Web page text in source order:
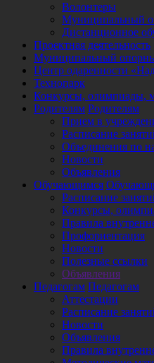
Волонтеры
Муниципальный
Дистанционное
Проектная деятельность
Муниципальный
Центр одаренности
Технопарк
Конкурсы, олимпиады,
Родителям Родителям
Прием в
Расписание
Объединения по
Новости
Объявления
Обучающимся
Расписание
Конкурсы,
Правила
Профориентация
Новости
Полезные ссылки
Объявления
Педагогам Педагогам
Аттестации
Расписание
Новости
Объявления
Правила